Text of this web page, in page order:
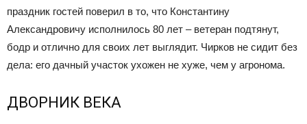
праздник гостей поверил в то, что Константину
Александровичу исполнилось 80 лет – ветеран подтянут,
бодр и отлично для своих лет выглядит. Чирков не сидит без
дела: его дачный участок ухожен не хуже, чем у агронома.
ДВОРНИК ВЕКА